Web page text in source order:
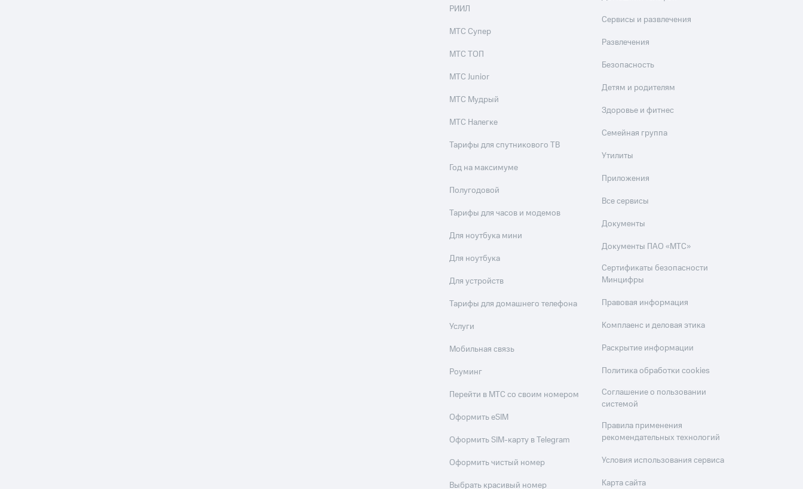
РИИЛ
МТС Супер
МТС ТОП
МТС Junior
МТС Мудрый
МТС Налегке
Тарифы для спутникового ТВ
Год на максимуме
Полугодовой
Тарифы для часов и модемов
Для ноутбука мини
Для ноутбука
Для устройств
Тарифы для домашнего телефона
Услуги
Мобильная связь
Роуминг
Перейти в МТС со своим номером
Оформить eSIM
Оформить SIM-карту в Telegram
Оформить чистый номер
Выбрать красивый номер
Сервисы и развлечения
Развлечения
Безопасность
Детям и родителям
Здоровье и фитнес
Семейная группа
Утилиты
Приложения
Все сервисы
Документы
Документы ПАО «МТС»
Сертификаты безопасности
Минцифры
Правовая информация
Комплаенс и деловая этика
Раскрытие информации
Политика обработки cookies
Соглашение о пользовании
системой
Правила применения
рекомендательных технологий
Условия использования сервиса
Карта сайта